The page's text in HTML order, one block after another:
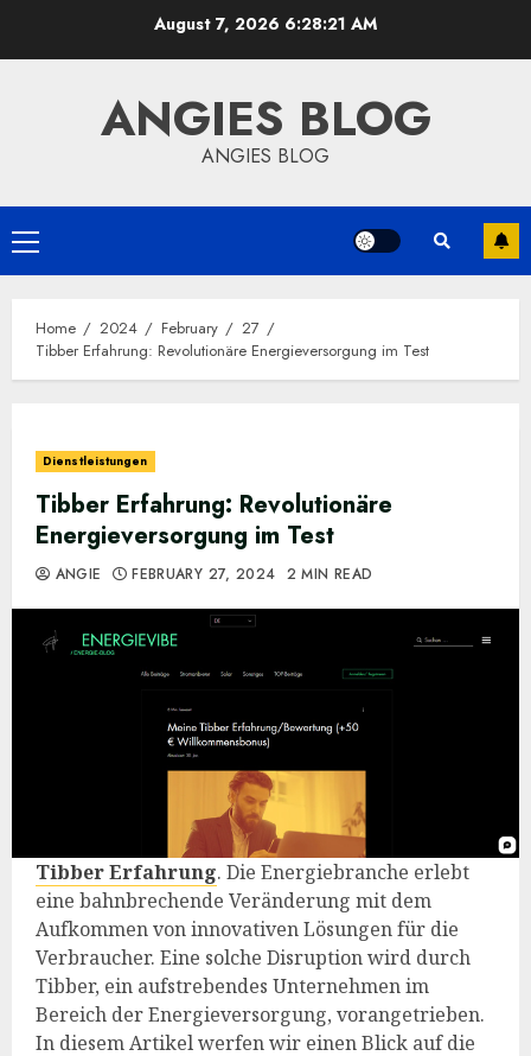
August 7, 2026 6:28:22 AM
ANGIES BLOG
ANGIES BLOG
Primary
Home 2024 February
27
Tibber Erfahrung: Revolutionäre Energieversorgung im Test
Dienstleistungen
Tibber Erfahrung: Revolutionäre
Energieversorgung im Test
ANGIE FEBRUARY 27, 2024 2 MIN READ
Tibber Erfahrung. Die Energiebranche erlebt
eine bahnbrechende Veränderung mit dem
Aufkommen von innovativen Lösungen für die
Verbraucher. Eine solche Disruption wird durch
Tibber, ein aufstrebendes Unternehmen im
Bereich der Energieversorgung, vorangetrieben.
In diesem Artikel werfen wir einen Blick auf die